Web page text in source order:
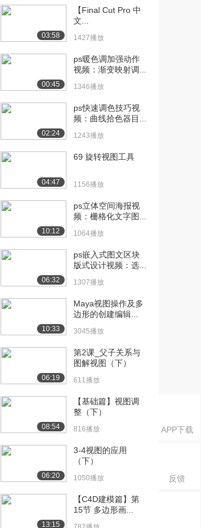
APP下载
反馈
根式【上】
1.6万播放
[11] 12A 数的开方及二次
根式【中】
8391播放
[12] 13B数的开方及二次根
式【下】
7290播放
[13] 14A一次方程（组）
1.0万播放
[14] 15A一次方程（组）
8109播放
[15] 16B二元一次方程组
5848播放
[16] 17A一元一次不等式与
一元一次不等...
1.7万播放
[17] 18A一元一次不等式与
一元一次不等...
8811播放
一元一次不等...
8200播放
[19] 20A 一元二次方程
【上】
[20] 21A 一元二次方程
[21] 22B一元二次方程
13:30
03:58
【Final Cut Pro 中
文...
1427播放
00:45
ps暖色调加强动作
视频：渐变映射调...
1346播放
02:24
ps快速调色技巧视
频：曲线拾色器目...
1243播放
04:47
69 旋转视图工具
1156播放
10:12
ps立体空间海报视
频：栅格化文字图...
1064播放
06:32
ps嵌入式图文区块
版式设计视频：选...
1307播放
10:33
Maya视图操作及多
边形的创建编辑...
3045播放
06:19
第2课_父子关系与
图解视图（下）
611播放
08:54
【基础篇】视图调
整（下）
816播放
06:20
3-4视图的应用
（下）
1050播放
13:15
【C4D建模篇】第
15节 多边形画...